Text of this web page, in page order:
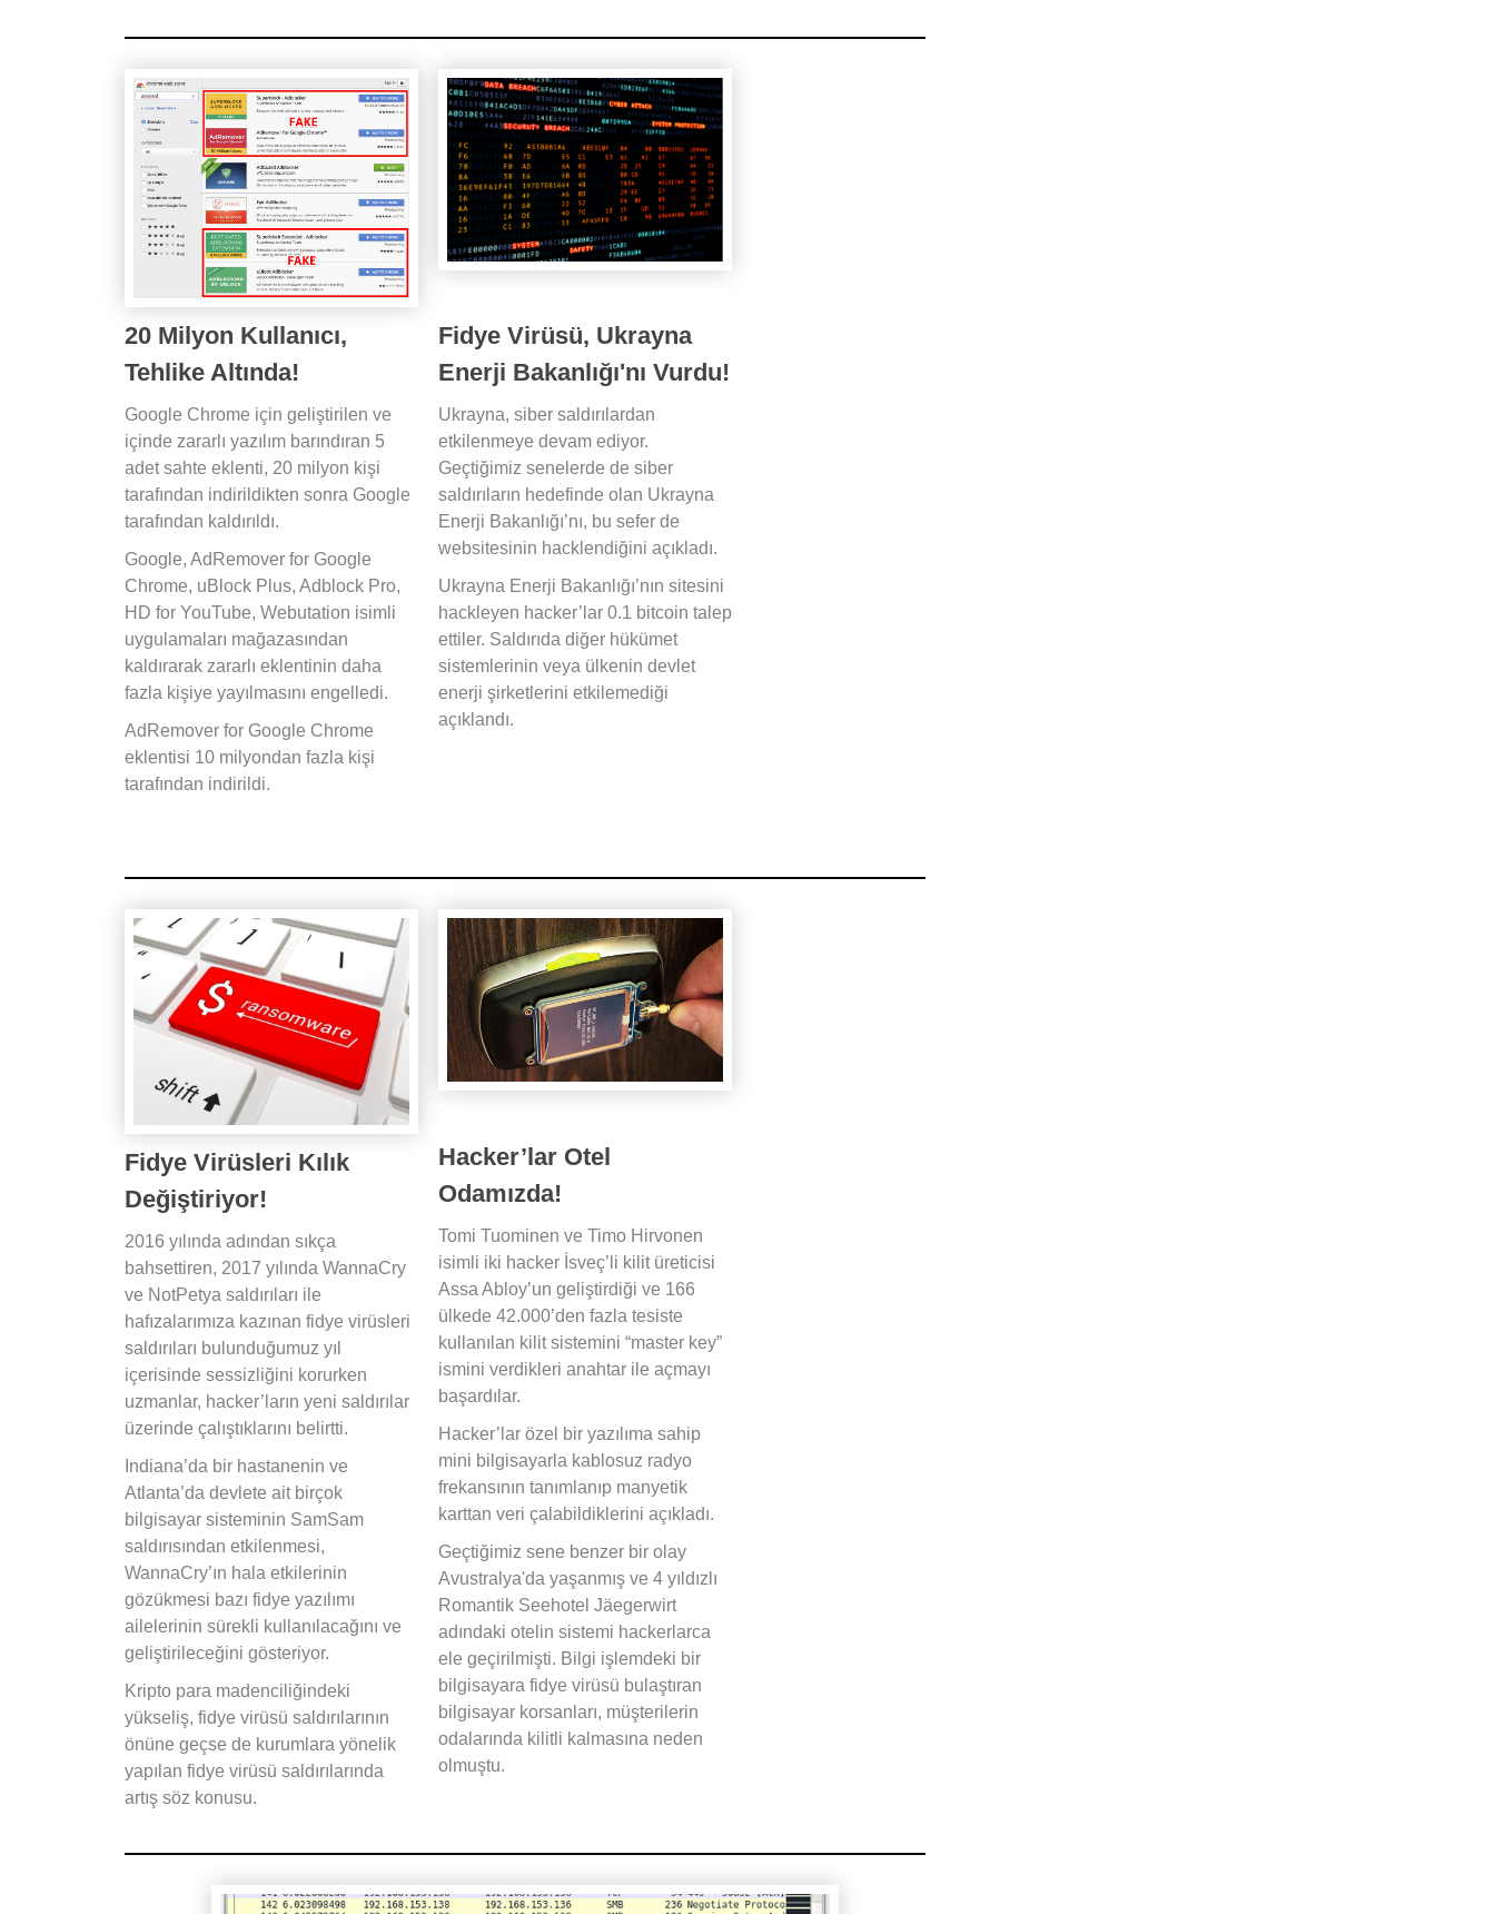
20 Milyon Kullanıcı,
Tehlike Altında!
Google Chrome için geliştirilen ve
içinde zararlı yazılım barındıran 5
adet sahte eklenti, 20 milyon kişi
tarafından indirildikten sonra Google
tarafından kaldırıldı.
Google, AdRemover for Google
Chrome, uBlock Plus, Adblock Pro,
HD for YouTube, Webutation isimli
uygulamaları mağazasından
kaldırarak zararlı eklentinin daha
fazla kişiye yayılmasını engelledi.
AdRemover for Google Chrome
eklentisi 10 milyondan fazla kişi
tarafından indirildi.
Fidye Virüsü, Ukrayna
Enerji Bakanlığı'nı Vurdu!
Ukrayna, siber saldırılardan
etkilenmeye devam ediyor.
Geçtiğimiz senelerde de siber
saldırıların hedefinde olan Ukrayna
Enerji Bakanlığı’nı, bu sefer de
websitesinin hacklendiğini açıkladı.
Ukrayna Enerji Bakanlığı’nın sitesini
hackleyen hacker’lar 0.1 bitcoin talep
ettiler. Saldırıda diğer hükümet
sistemlerinin veya ülkenin devlet
enerji şirketlerini etkilemediği
açıklandı.
Fidye Virüsleri Kılık
Değiştiriyor!
2016 yılında adından sıkça
bahsettiren, 2017 yılında WannaCry
ve NotPetya saldırıları ile
hafızalarımıza kazınan fidye virüsleri
saldırıları bulunduğumuz yıl
içerisinde sessizliğini korurken
uzmanlar, hacker’ların yeni saldırılar
üzerinde çalıştıklarını belirtti.
Indiana’da bir hastanenin ve
Atlanta’da devlete ait birçok
bilgisayar sisteminin SamSam
saldırısından etkilenmesi,
WannaCry’ın hala etkilerinin
gözükmesi bazı fidye yazılımı
ailelerinin sürekli kullanılacağını ve
geliştirileceğini gösteriyor.
Kripto para madenciliğindeki
yükseliş, fidye virüsü saldırılarının
önüne geçse de kurumlara yönelik
yapılan fidye virüsü saldırılarında
artış söz konusu.
Hacker’lar Otel
Odamızda!
Tomi Tuominen ve Timo Hirvonen
isimli iki hacker İsveç’li kilit üreticisi
Assa Abloy’un geliştirdiği ve 166
ülkede 42.000’den fazla tesiste
kullanılan kilit sistemini “master key”
ismini verdikleri anahtar ile açmayı
başardılar.
Hacker’lar özel bir yazılıma sahip
mini bilgisayarla kablosuz radyo
frekansının tanımlanıp manyetik
karttan veri çalabildiklerini açıkladı.
Geçtiğimiz sene benzer bir olay
Avustralya'da yaşanmış ve 4 yıldızlı
Romantik Seehotel Jäegerwirt
adındaki otelin sistemi hackerlarca
ele geçirilmişti. Bilgi işlemdeki bir
bilgisayara fidye virüsü bulaştıran
bilgisayar korsanları, müşterilerin
odalarında kilitli kalmasına neden
olmuştu.